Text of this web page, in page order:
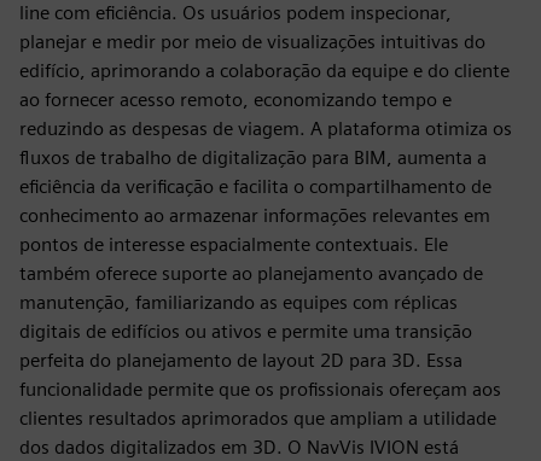
line com eficiência. Os usuários podem inspecionar,
planejar e medir por meio de visualizações intuitivas do
edifício, aprimorando a colaboração da equipe e do cliente
ao fornecer acesso remoto, economizando tempo e
reduzindo as despesas de viagem. A plataforma otimiza os
fluxos de trabalho de digitalização para BIM, aumenta a
eficiência da verificação e facilita o compartilhamento de
conhecimento ao armazenar informações relevantes em
pontos de interesse espacialmente contextuais. Ele
também oferece suporte ao planejamento avançado de
manutenção, familiarizando as equipes com réplicas
digitais de edifícios ou ativos e permite uma transição
perfeita do planejamento de layout 2D para 3D. Essa
funcionalidade permite que os profissionais ofereçam aos
clientes resultados aprimorados que ampliam a utilidade
dos dados digitalizados em 3D. O NavVis IVION está